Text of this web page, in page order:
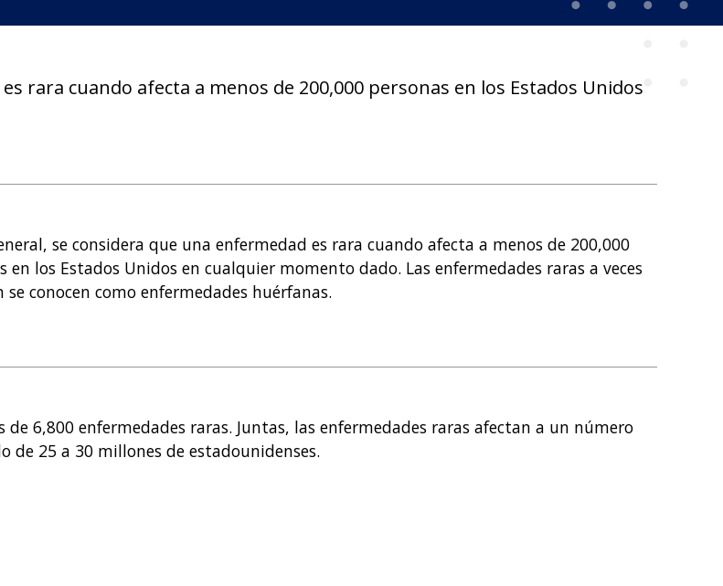
rara cuando afecta a menos de 200,000 personas en los Estados Unidos
se considera que una enfermedad es rara cuando afecta a menos de 200,000
en los Estados Unidos en cualquier momento dado. Las enfermedades raras a veces
conocen como enfermedades huérfanas.
de 6,800 enfermedades raras. Juntas, las enfermedades raras afectan a un número
de 25 a 30 millones de estadounidenses.